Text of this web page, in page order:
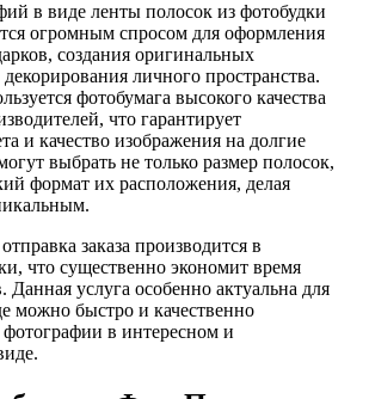
в виде ленты полосок из фотобудки
огромным спросом для оформления
создания оригинальных
личного пространства.
фотобумага высокого качества
что гарантирует
и качество изображения на долгие
выбрать не только размер полосок,
формат их расположения, делая
заказа производится в
что существенно экономит время
услуга особенно актуальна для
можно быстро и качественно
фотографии в интересном и